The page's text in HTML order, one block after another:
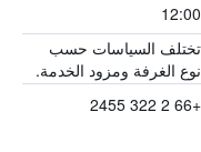
12:00
تختلف السياسات حسب
نوع الغرفة ومزود الخدمة.
+66 2 322 2455